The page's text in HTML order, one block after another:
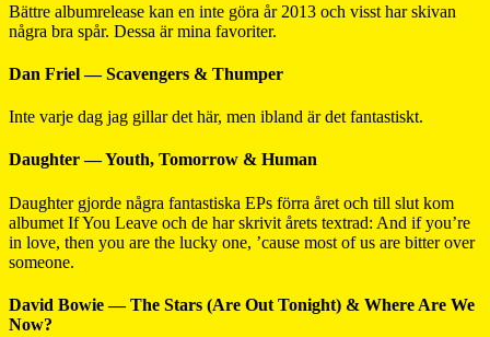
Bättre albumrelease kan en inte göra år 2013 och visst har skivan
några bra spår. Dessa är mina favoriter.
Dan Friel — Scavengers & Thumper
Inte varje dag jag gillar det här, men ibland är det fantastiskt.
Daughter — Youth, Tomorrow & Human
Daughter gjorde några fantastiska EPs förra året och till slut kom
albumet If You Leave och de har skrivit årets textrad: And if you’re
in love, then you are the lucky one, ’cause most of us are bitter over
someone.
David Bowie — The Stars (Are Out Tonight) & Where Are We
Now?